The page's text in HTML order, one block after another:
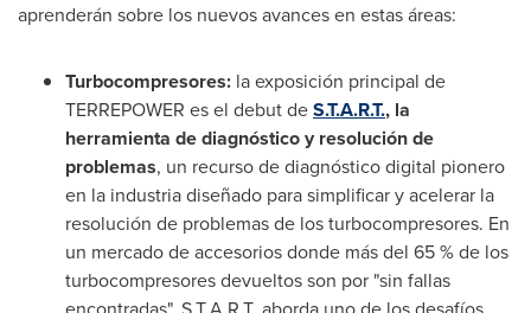
aprenderán sobre los nuevos avances en estas áreas:
Turbocompresores: la exposición principal de
TERREPOWER es el debut deS.T.A.R.T., la
herramienta de diagnóstico y resolución de
problemas, un recurso de diagnóstico digital pionero
en la industria diseñado para simplificar y acelerar la
resolución de problemas de los turbocompresores. En
un mercado de accesorios donde más del 65 % de los
turbocompresores devueltos son por "sin fallas